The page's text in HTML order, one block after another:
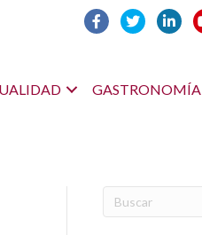
GASTRONOMÍA